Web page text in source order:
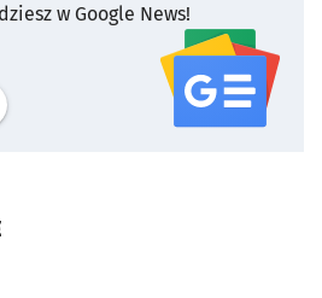
w Google News!
serwisu